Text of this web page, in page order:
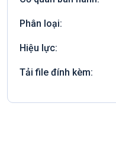
Phân loại:
Hiệu lực:
Tải file đính kèm: